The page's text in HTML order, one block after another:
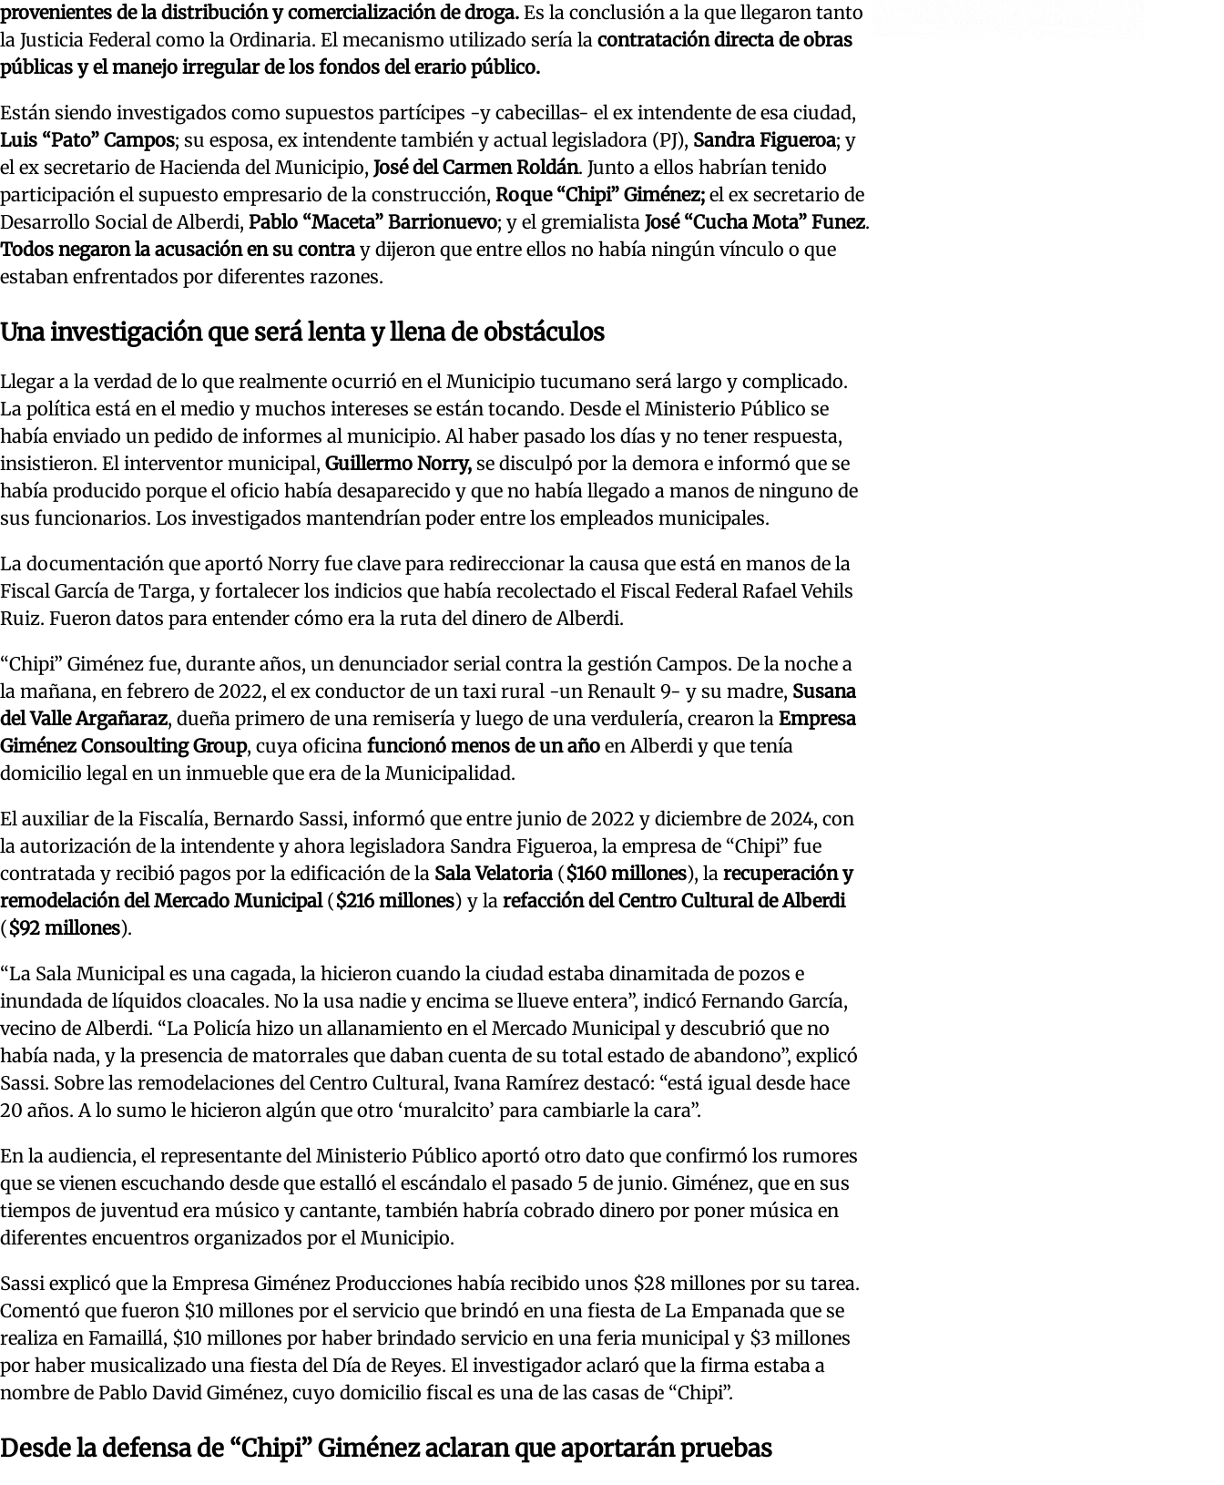
provenientes de la distribución y comercialización de droga. Es la conclusión a la que llegaron tanto
la Justicia Federal como la Ordinaria. El mecanismo utilizado sería la contratación directa de obras
públicas y el manejo irregular de los fondos del erario público.
Están siendo investigados como supuestos partícipes -y cabecillas- el ex intendente de esa ciudad,
Luis “Pato” Campos; su esposa, ex intendente también y actual legisladora (PJ), Sandra Figueroa; y
el ex secretario de Hacienda del Municipio, José del Carmen Roldán. Junto a ellos habrían tenido
participación el supuesto empresario de la construcción, Roque “Chipi” Giménez; el ex secretario de
Desarrollo Social de Alberdi, Pablo “Maceta” Barrionuevo; y el gremialista José “Cucha Mota” Funez.
Todos negaron la acusación en su contra y dijeron que entre ellos no había ningún vínculo o que
estaban enfrentados por diferentes razones.
Una investigación que será lenta y llena de obstáculos
Llegar a la verdad de lo que realmente ocurrió en el Municipio tucumano será largo y complicado.
La política está en el medio y muchos intereses se están tocando. Desde el Ministerio Público se
había enviado un pedido de informes al municipio. Al haber pasado los días y no tener respuesta,
insistieron. El interventor municipal, Guillermo Norry, se disculpó por la demora e informó que se
había producido porque el oficio había desaparecido y que no había llegado a manos de ninguno de
sus funcionarios. Los investigados mantendrían poder entre los empleados municipales.
La documentación que aportó Norry fue clave para redireccionar la causa que está en manos de la
Fiscal García de Targa, y fortalecer los indicios que había recolectado el Fiscal Federal Rafael Vehils
Ruiz. Fueron datos para entender cómo era la ruta del dinero de Alberdi.
“Chipi” Giménez fue, durante años, un denunciador serial contra la gestión Campos. De la noche a
la mañana, en febrero de 2022, el ex conductor de un taxi rural -un Renault 9- y su madre, Susana
del Valle Argañaraz, dueña primero de una remisería y luego de una verdulería, crearon la Empresa
Giménez Consoulting Group, cuya oficina funcionó menos de un año en Alberdi y que tenía
domicilio legal en un inmueble que era de la Municipalidad.
El auxiliar de la Fiscalía, Bernardo Sassi, informó que entre junio de 2022 y diciembre de 2024, con
la autorización de la intendente y ahora legisladora Sandra Figueroa, la empresa de “Chipi” fue
contratada y recibió pagos por la edificación de la Sala Velatoria ($160 millones), la recuperación y
remodelación del Mercado Municipal($216 millones) y la refacción del Centro Cultural de Alberdi
($92 millones).
“La Sala Municipal es una cagada, la hicieron cuando la ciudad estaba dinamitada de pozos e
inundada de líquidos cloacales. No la usa nadie y encima se llueve entera”, indicó Fernando García,
vecino de Alberdi. “La Policía hizo un allanamiento en el Mercado Municipal y descubrió que no
había nada, y la presencia de matorrales que daban cuenta de su total estado de abandono”, explicó
Sassi. Sobre las remodelaciones del Centro Cultural, Ivana Ramírez destacó: “está igual desde hace
20 años. A lo sumo le hicieron algún que otro ‘muralcito’ para cambiarle la cara”.
En la audiencia, el representante del Ministerio Público aportó otro dato que confirmó los rumores
que se vienen escuchando desde que estalló el escándalo el pasado 5 de junio. Giménez, que en sus
tiempos de juventud era músico y cantante, también habría cobrado dinero por poner música en
diferentes encuentros organizados por el Municipio.
Sassi explicó que la Empresa Giménez Producciones había recibido unos $28 millones por su tarea.
Comentó que fueron $10 millones por el servicio que brindó en una fiesta de La Empanada que se
realiza en Famaillá, $10 millones por haber brindado servicio en una feria municipal y $3 millones
por haber musicalizado una fiesta del Día de Reyes. El investigador aclaró que la firma estaba a
nombre de Pablo David Giménez, cuyo domicilio fiscal es una de las casas de “Chipi”.
Desde la defensa de “Chipi” Giménez aclaran que aportarán pruebas